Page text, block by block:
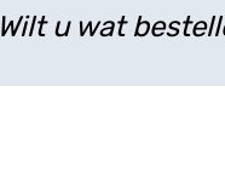
Wilt u wat